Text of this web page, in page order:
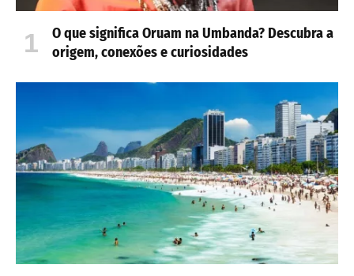
O que significa Oruam na Umbanda? Descubra a
origem, conexões e curiosidades